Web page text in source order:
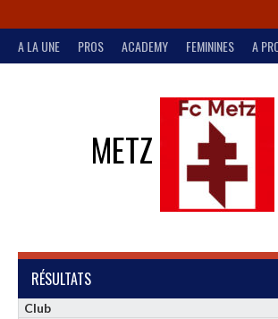
A LA UNE PROS ACADEMY FEMININES A
METZ
RÉSULTATS
Club